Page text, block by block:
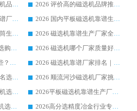
2026 高分永磁筒式磁选机品牌推荐 选矿设备强者对比测评采购避坑全攻略
2026 评价高的磁选机品牌推荐选购指南，永磁筒式磁选机设备领域强者全景行业口碑解析
2026 国内平板磁选机靠谱厂家排名 行业实测口碑设备按需选购全指南
2026 国内平板磁选机靠谱生产厂家推荐排名|行业口碑选购指南，领域强者按需选设备
2026 滚筒式除铁永磁滚筒生产厂家推荐排名|行业口碑选购指南，领域强者源头厂商精选
2026 磁选机靠谱生产厂家全梳理 分场景选型行业头部品牌选购参考攻略
2026磁选机公司排行榜选购指南|正规源头厂家推荐，领域强者高性价比靠谱信赖品牌
2026 磁选机哪个厂家质量好？十大靠谱磁电企业排名选购指南
国内磁选机源头厂有哪些？2026 综合实力排名与采购避坑技巧
2026 磁选机靠谱厂家排名｜华体会手机网页版-华体会(中国) 高性价比磁选机磁电品牌
2026 磁选机正规厂家排名选购指南|行业口碑信赖品牌推荐性价比高靠谱磁电企业
2026 顺流河沙磁选机厂家挑选攻略 | 业内口碑龙头企业高性价比品牌推荐
2026 矿山干式立式磁选机选型攻略 梳理深耕磁电装备多年靠谱生产厂商
2026平板磁选机靠谱生产厂家选购指南 行业口碑良好品牌推荐 磁电领域实力强者
2026干湿永磁矿山磁选机选型攻略 优质生产厂家排名 选矿领域高口碑品牌推荐指南
2026高分选精度冶金行业专用磁选机生产厂家,干湿式磁选机源头供应商推荐